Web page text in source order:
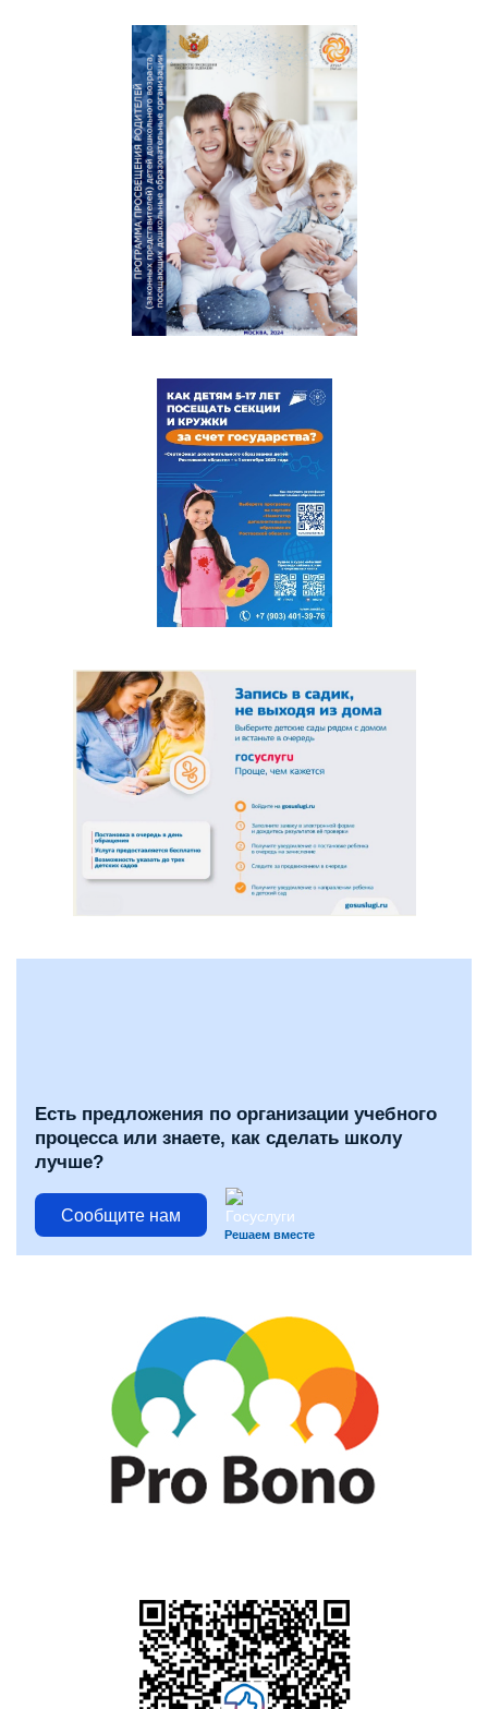
Есть предложения по организации учебного
процесса или знаете, как сделать школу
лучше?
Сообщите нам
Решаем вместе